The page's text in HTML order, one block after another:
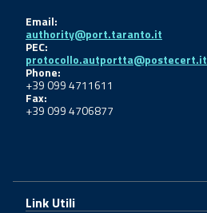
Email:
authority@port.taranto.it
PEC:
protocollo.autportta@postecert.it
Phone:
+39 099 4711611
Fax:
+39 099 4706877
Link Utili